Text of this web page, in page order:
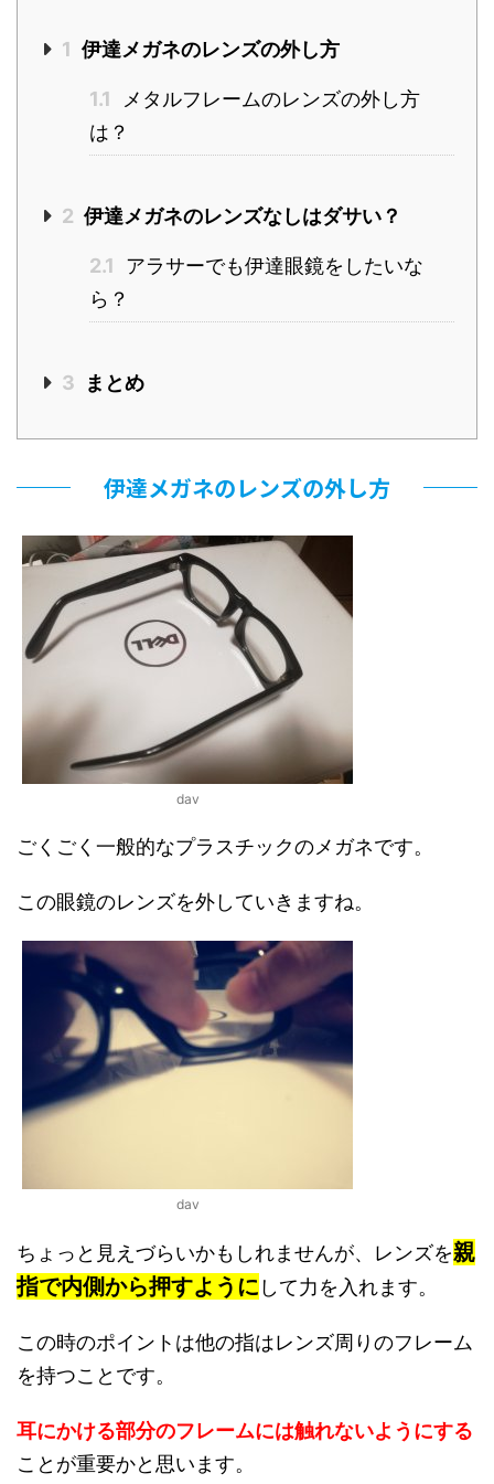
1 伊達メガネのレンズの外し方
1.1
メタルフレームのレンズの外し方
は？
2 伊達メガネのレンズなしはダサい？
2.1
アラサーでも伊達眼鏡をしたいな
ら？
3 まとめ
伊達メガネのレンズの外し方
dav
ごくごく一般的なプラスチックのメガネです。
この眼鏡のレンズを外していきますね。
dav
ちょっと見えづらいかもしれませんが、レンズを親
指で内側から押すように して力を入れます。
この時のポイントは他の指はレンズ周りのフレーム
を持つことです。
耳にかける部分のフレームには触れないようにする
ことが重要かと思います。